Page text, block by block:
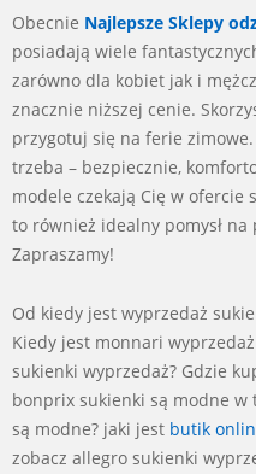
Obecnie Najlepsze Sklepy
posiadają wiele
zarówno dla kobiet jak i
znacznie niższej cenie.
przygotuj się na ferie
trzeba – bezpiecznie,
modele czekają Cię w ofercie
to również idealny pomysł
Zapraszamy!
Od kiedy jest wyprzedaż
Kiedy jest monnari
sukienki wyprzedaż? Gdzie
bonprix sukienki są modne w
są modne? jaki jest butik
zobacz allegro sukienki